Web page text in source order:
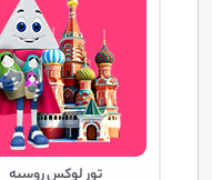
تور لوکس روسیه